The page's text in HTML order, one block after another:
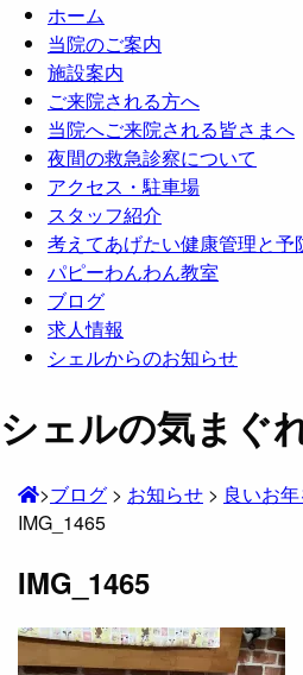
ホーム
当院のご案内
施設案内
ご来院される方へ
当院へご来院される皆さまへ
夜間の救急診察について
アクセス・駐車場
スタッフ紹介
考えてあげたい健康管理と予
パピーわんわん教室
ブログ
求人情報
シェルからのお知らせ
シェルの気まぐ
>ブログ > お知らせ > 良いお
IMG_1465
IMG_1465